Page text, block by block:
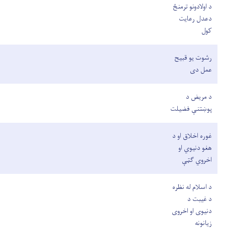
د اولادونو ترمنځ
دعدل رعایت
کول
رشوت یو قبیح
عمل دی
د مریض د
پوښتنې فضیلت
غوره اخلاق او د
هغو دنیوي او
اخروي ګټې
د اسلام له نظره
د غیبت د
دنیوی او اخروی
زیانونه